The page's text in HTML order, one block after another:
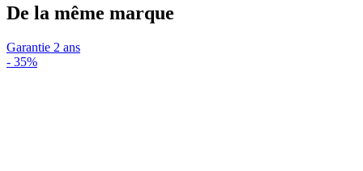
De la même marque
Garantie 2 ans
- 35%